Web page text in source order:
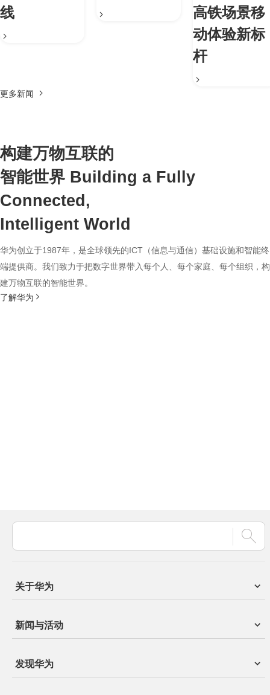
线
高铁场景移
动体验新标
杆
更多新闻
构建万物互联的
智能世界 Building a Fully
Connected,
Intelligent World
华为创立于1987年，是全球领先的ICT（信息与通信）基础设施和智能终
端提供商。我们致力于把数字世界带入每个人、每个家庭、每个组织，构
建万物互联的智能世界。
了解华为
关于华为
新闻与活动
发现华为